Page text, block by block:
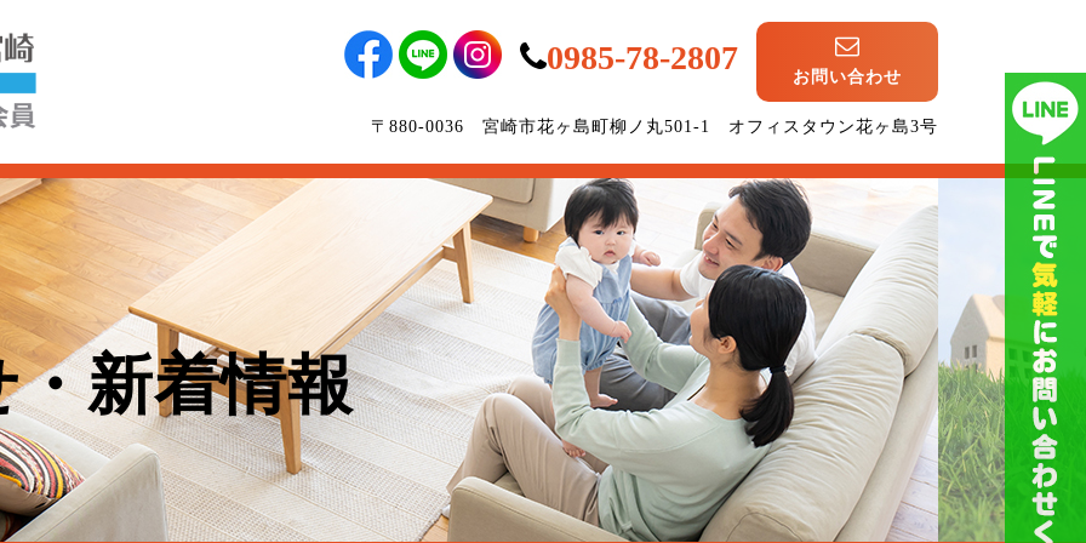
0985-78-2807
お問い合わせ
〒880-0036 宮崎市花ヶ島町柳ノ丸501-1 オフィスタウン花ヶ島3号
新着情報